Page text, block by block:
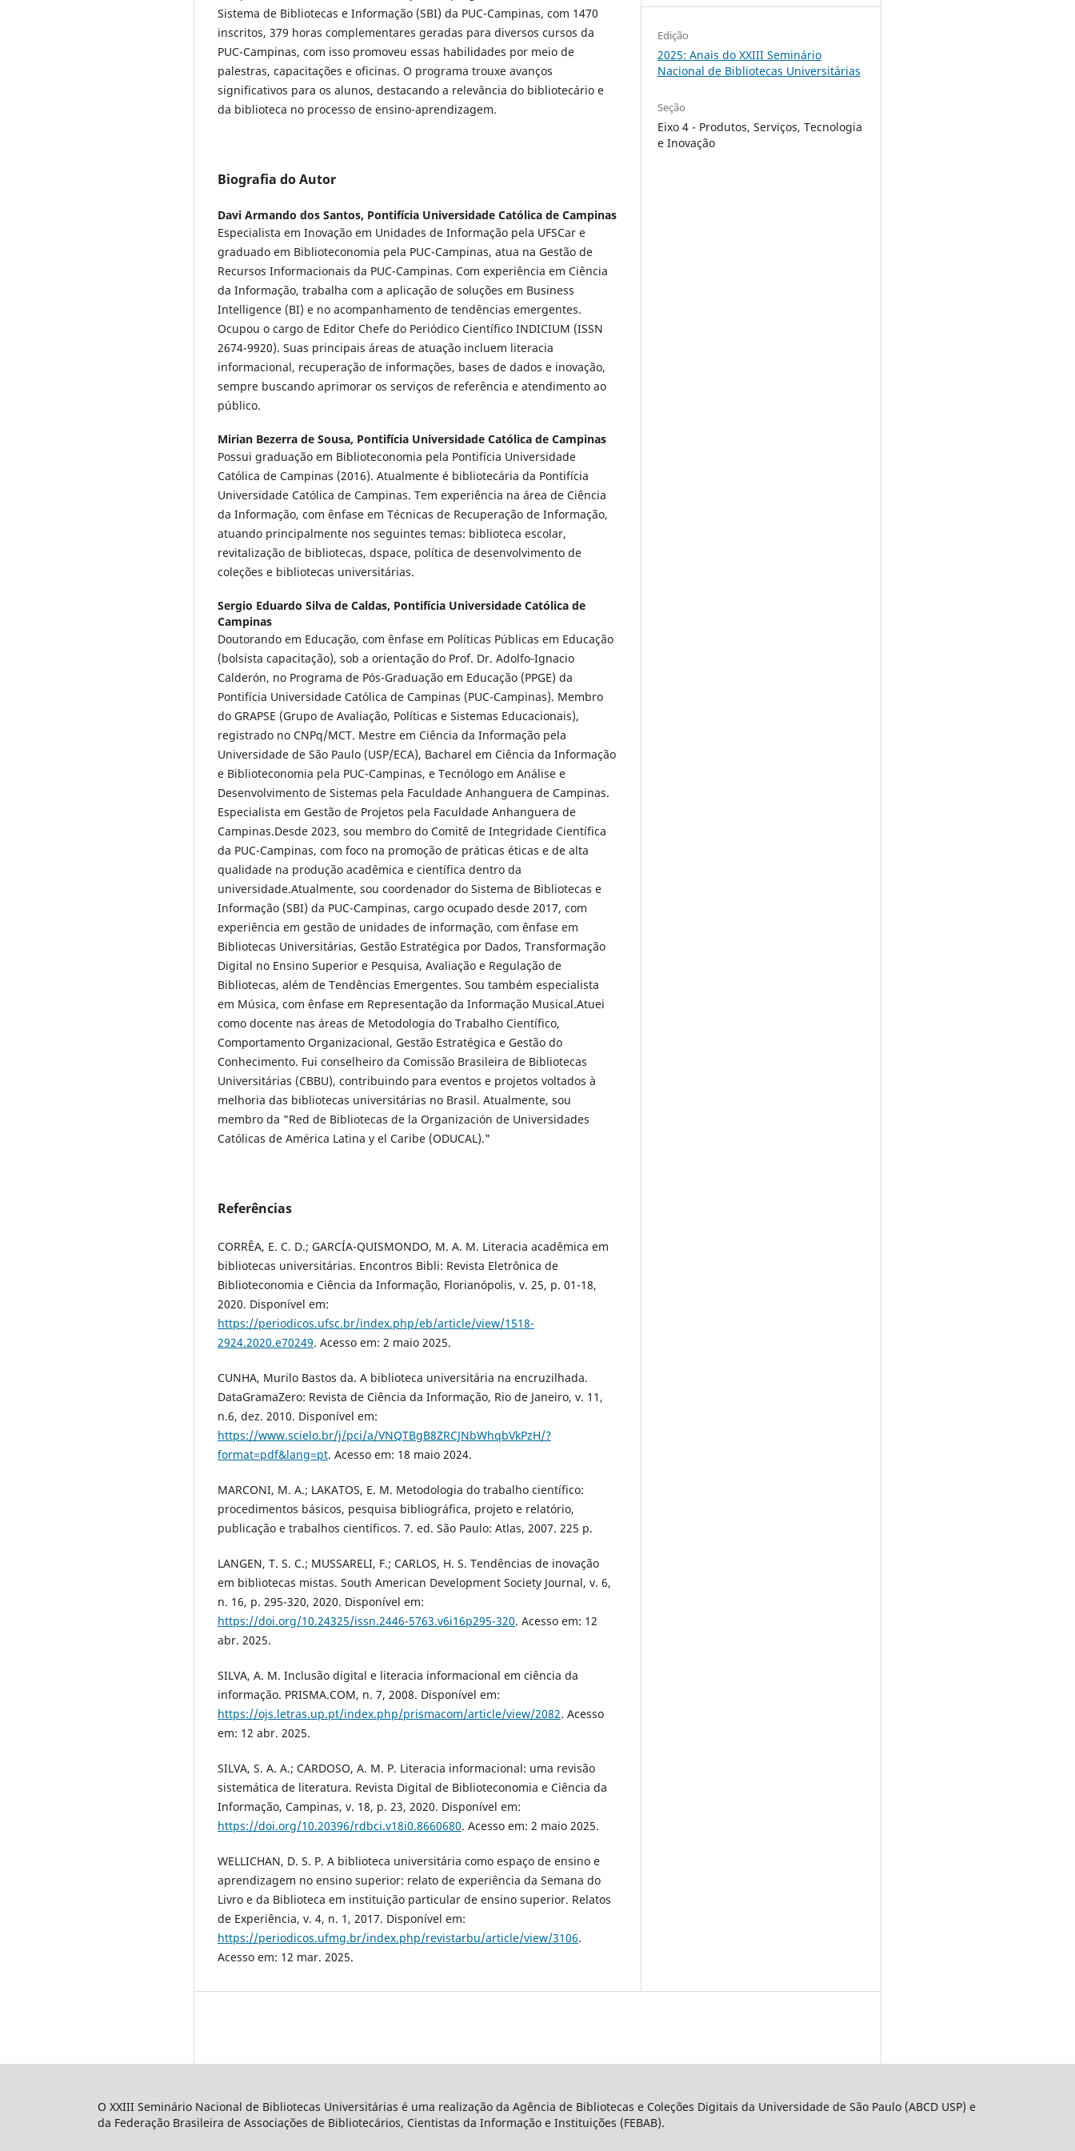
Sistema de Bibliotecas e Informação (SBI) da PUC-Campinas, com 1470
inscritos, 379 horas complementares geradas para diversos cursos da
PUC-Campinas, com isso promoveu essas habilidades por meio de
palestras, capacitações e oficinas. O programa trouxe avanços
significativos para os alunos, destacando a relevância do bibliotecário e
da biblioteca no processo de ensino-aprendizagem.
Biografia do Autor
Davi Armando dos Santos, Pontifícia Universidade Católica de Campinas
Especialista em Inovação em Unidades de Informação pela UFSCar e
graduado em Biblioteconomia pela PUC-Campinas, atua na Gestão de
Recursos Informacionais da PUC-Campinas. Com experiência em Ciência
da Informação, trabalha com a aplicação de soluções em Business
Intelligence (BI) e no acompanhamento de tendências emergentes.
Ocupou o cargo de Editor Chefe do Periódico Científico INDICIUM (ISSN
2674-9920). Suas principais áreas de atuação incluem literacia
informacional, recuperação de informações, bases de dados e inovação,
sempre buscando aprimorar os serviços de referência e atendimento ao
público.
Mirian Bezerra de Sousa, Pontifícia Universidade Católica de Campinas
Possui graduação em Biblioteconomia pela Pontifícia Universidade
Católica de Campinas (2016). Atualmente é bibliotecária da Pontifícia
Universidade Católica de Campinas. Tem experiência na área de Ciência
da Informação, com ênfase em Técnicas de Recuperação de Informação,
atuando principalmente nos seguintes temas: biblioteca escolar,
revitalização de bibliotecas, dspace, política de desenvolvimento de
coleções e bibliotecas universitárias.
Sergio Eduardo Silva de Caldas, Pontifícia Universidade Católica de
Campinas
Doutorando em Educação, com ênfase em Políticas Públicas em Educação
(bolsista capacitação), sob a orientação do Prof. Dr. Adolfo-Ignacio
Calderón, no Programa de Pós-Graduação em Educação (PPGE) da
Pontifícia Universidade Católica de Campinas (PUC-Campinas). Membro
do GRAPSE (Grupo de Avaliação, Políticas e Sistemas Educacionais),
registrado no CNPq/MCT. Mestre em Ciência da Informação pela
Universidade de São Paulo (USP/ECA), Bacharel em Ciência da Informação
e Biblioteconomia pela PUC-Campinas, e Tecnólogo em Análise e
Desenvolvimento de Sistemas pela Faculdade Anhanguera de Campinas.
Especialista em Gestão de Projetos pela Faculdade Anhanguera de
Campinas.Desde 2023, sou membro do Comitê de Integridade Científica
da PUC-Campinas, com foco na promoção de práticas éticas e de alta
qualidade na produção acadêmica e científica dentro da
universidade.Atualmente, sou coordenador do Sistema de Bibliotecas e
Informação (SBI) da PUC-Campinas, cargo ocupado desde 2017, com
experiência em gestão de unidades de informação, com ênfase em
Bibliotecas Universitárias, Gestão Estratégica por Dados, Transformação
Digital no Ensino Superior e Pesquisa, Avaliação e Regulação de
Bibliotecas, além de Tendências Emergentes. Sou também especialista
em Música, com ênfase em Representação da Informação Musical.Atuei
como docente nas áreas de Metodologia do Trabalho Científico,
Comportamento Organizacional, Gestão Estratégica e Gestão do
Conhecimento. Fui conselheiro da Comissão Brasileira de Bibliotecas
Universitárias (CBBU), contribuindo para eventos e projetos voltados à
melhoria das bibliotecas universitárias no Brasil. Atualmente, sou
membro da "Red de Bibliotecas de la Organización de Universidades
Católicas de América Latina y el Caribe (ODUCAL)."
Referências
CORRÊA, E. C. D.; GARCÍA-QUISMONDO, M. A. M. Literacia acadêmica em
bibliotecas universitárias. Encontros Bibli: Revista Eletrônica de
Biblioteconomia e Ciência da Informação, Florianópolis, v. 25, p. 01-18,
2020. Disponível em:
https://periodicos.ufsc.br/index.php/eb/article/view/1518-
2924.2020.e70249. Acesso em: 2 maio 2025.
CUNHA, Murilo Bastos da. A biblioteca universitária na encruzilhada.
DataGramaZero: Revista de Ciência da Informação, Rio de Janeiro, v. 11,
n.6, dez. 2010. Disponível em:
https://www.scielo.br/j/pci/a/VNQTBgB8ZRCJNbWhqbVkPzH/?
format=pdf&lang=pt. Acesso em: 18 maio 2024.
MARCONI, M. A.; LAKATOS, E. M. Metodologia do trabalho científico:
procedimentos básicos, pesquisa bibliográfica, projeto e relatório,
publicação e trabalhos científicos. 7. ed. São Paulo: Atlas, 2007. 225 p.
LANGEN, T. S. C.; MUSSARELI, F.; CARLOS, H. S. Tendências de inovação
em bibliotecas mistas. South American Development Society Journal, v. 6,
n. 16, p. 295-320, 2020. Disponível em:
https://doi.org/10.24325/issn.2446-5763.v6i16p295-320. Acesso em: 12
abr. 2025.
SILVA, A. M. Inclusão digital e literacia informacional em ciência da
informação. PRISMA.COM, n. 7, 2008. Disponível em:
https://ojs.letras.up.pt/index.php/prismacom/article/view/2082. Acesso
em: 12 abr. 2025.
SILVA, S. A. A.; CARDOSO, A. M. P. Literacia informacional: uma revisão
sistemática de literatura. Revista Digital de Biblioteconomia e Ciência da
Informação, Campinas, v. 18, p. 23, 2020. Disponível em:
https://doi.org/10.20396/rdbci.v18i0.8660680. Acesso em: 2 maio 2025.
WELLICHAN, D. S. P. A biblioteca universitária como espaço de ensino e
aprendizagem no ensino superior: relato de experiência da Semana do
Livro e da Biblioteca em instituição particular de ensino superior. Relatos
de Experiência, v. 4, n. 1, 2017. Disponível em:
https://periodicos.ufmg.br/index.php/revistarbu/article/view/3106.
Acesso em: 12 mar. 2025.
Edição
2025: Anais do XXIII Seminário
Nacional de Bibliotecas Universitárias
Seção
Eixo 4 - Produtos, Serviços, Tecnologia
e Inovação
O XXIII Seminário Nacional de Bibliotecas Universitárias é uma realização da Agência de Bibliotecas e Coleções Digitais da Universidade de São Paulo (ABCD USP) e
da Federação Brasileira de Associações de Bibliotecários, Cientistas da Informação e Instituições (FEBAB).